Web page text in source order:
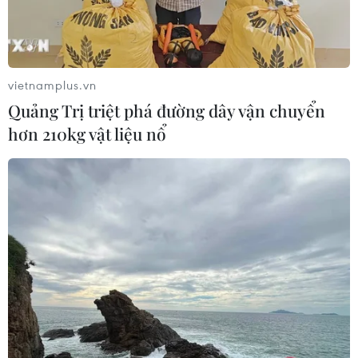
Những định hướng lớn
trong thực hiện Nghị quyết 57-
NQ/TW
07/08/2026 08:18
Tây Ninh thúc đẩy bình dân học vụ
số, tạo động lực phát triển kinh tế số
07/08/2026 07:17
"Doanh nghiệp phải là lực lượng
nòng cốt phát triển công nghệ chiến
lược"
07/08/2026 07:09
vietnamplus.vn
Quảng Trị triệt phá đường dây vận chuyển
hơn 210kg vật liệu nổ